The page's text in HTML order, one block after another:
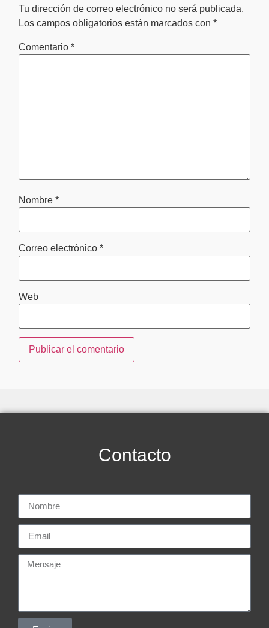
Tu dirección de correo electrónico no será publicada.
Los campos obligatorios están marcados con*
Comentario*
Nombre*
Correo electrónico*
Web
Contacto